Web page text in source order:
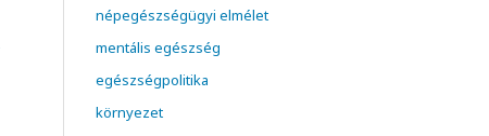
népegészségügyi elmélet
mentális egészség
egészségpolitika
környezet